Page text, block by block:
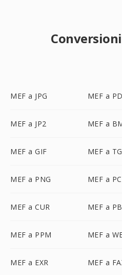
MEF a JPG MEF a
MEF a JP2 MEF a
MEF a GIF MEF a
MEF a PNG MEF a
MEF a CUR MEF a
MEF a PPM MEF a
MEF a EXR MEF a